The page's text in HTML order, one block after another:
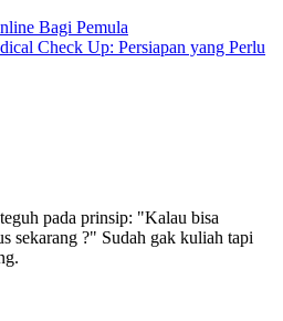
Bagi Pemula
Check Up: Persiapan yang Perlu
pada prinsip: "Kalau bisa
sekarang ?" Sudah gak kuliah tapi